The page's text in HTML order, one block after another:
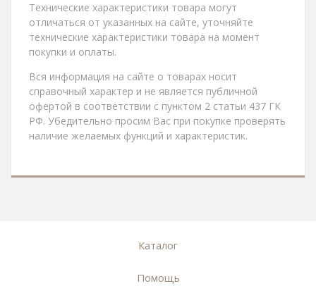
Технические характеристики товара могут
отличаться от указанных на сайте, уточняйте
технические характеристики товара на момент
покупки и оплаты.
Вся информация на сайте о товарах носит
справочный характер и не является публичной
офертой в соответствии с пунктом 2 статьи 437 ГК
РФ. Убедительно просим Вас при покупке проверять
наличие желаемых функций и характеристик.
Каталог
Помощь